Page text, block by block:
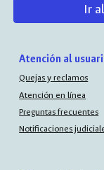
Ir
Atención al
Quejas y reclamos
Atención en línea
Preguntas frecuentes
Notificaciones